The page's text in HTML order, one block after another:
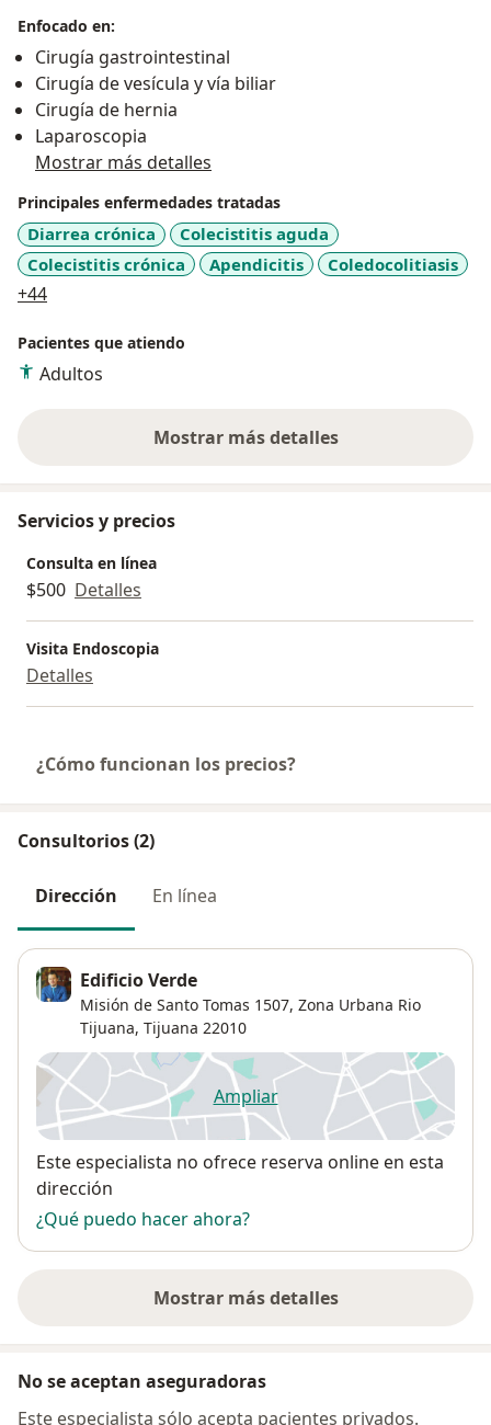
mejor atención a nuestros pacientes.
Enfocado en:
Cirugía gastrointestinal
Cirugía de vesícula y vía biliar
Cirugía de hernia
Laparoscopia
Mostrar más detalles
Principales enfermedades tratadas
Diarrea crónica
Colecistitis aguda
Colecistitis crónica
Apendicitis Coledocolitiasis
+44a11y_sr_more_diseases
Pacientes que atiendo
Adultos
Mostrar más detalles
sobre la experiencia
Servicios y precios
Consulta en línea
$500 Detalles
Visita Endoscopia
Detalles
¿Cómo funcionan los precios?
Consultorios (2)
Dirección En línea
Edificio Verde
Misión de Santo Tomas 1507, Zona Urbana Rio
Tijuana, Tijuana 22010
Ampliarse abre en una nueva
Disponibilidad
Este especialista no ofrece reserva online en esta
dirección
¿Qué puedo hacer ahora?
Mostrar más detalles
sobre la dirección
No se aceptan aseguradoras
Este especialista sólo acepta pacientes privados.